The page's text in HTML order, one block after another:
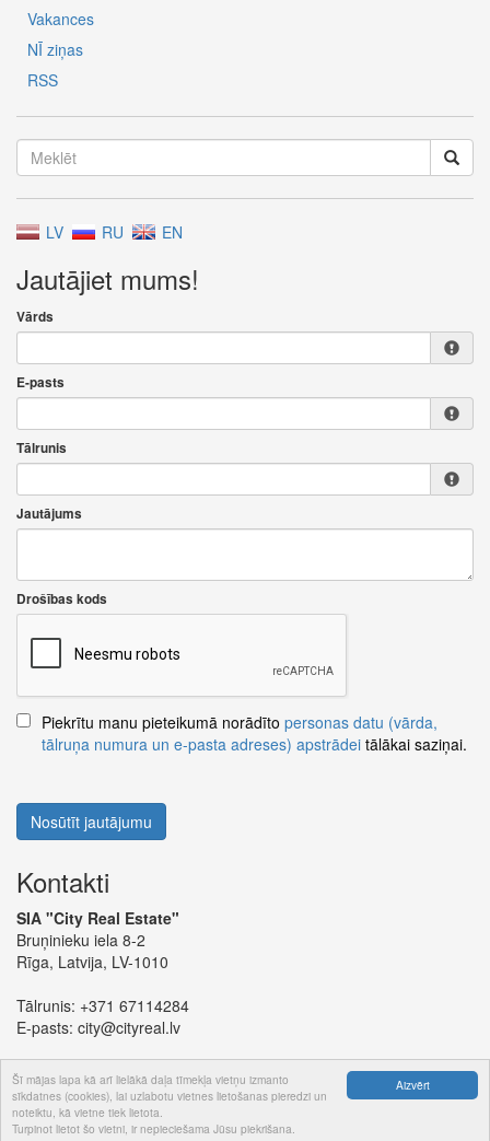
Aizvērt
Šī mājas lapa kā arī lielākā daļa tīmekļa vietņu izmanto
sīkdatnes (cookies), lai uzlabotu vietnes lietošanas pieredzi un
noteiktu, kā vietne tiek lietota.
Turpinot lietot šo vietni, ir nepieciešama Jūsu piekrišana.
Vakances
NĪ ziņas
RSS
LV RU EN
Jautājiet mums!
Vārds
E-pasts
Tālrunis
Jautājums
Drošības kods
Piekrītu manu pieteikumā norādīto personas datu (vārda,
tālruņa numura un e-pasta adreses) apstrādei tālākai saziņai.
Nosūtīt jautājumu
Kontakti
SIA "City Real Estate"
Bruņinieku iela 8-2
Rīga, Latvija, LV-1010
Tālrunis: +371 67114284
E-pasts: city@cityreal.lv
© 2024 SIA "City Real Estate"